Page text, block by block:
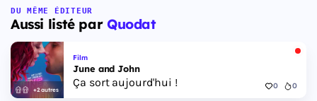
DU MÊME ÉDITEUR
Aussi listé par Quodat
+2 autres
Film
June and John
Ça sort aujourd'hui ! 0 0